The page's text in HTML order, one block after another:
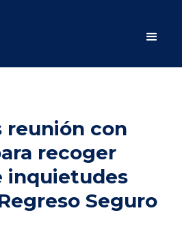
reunión con
recoger
inquietudes
Seguro